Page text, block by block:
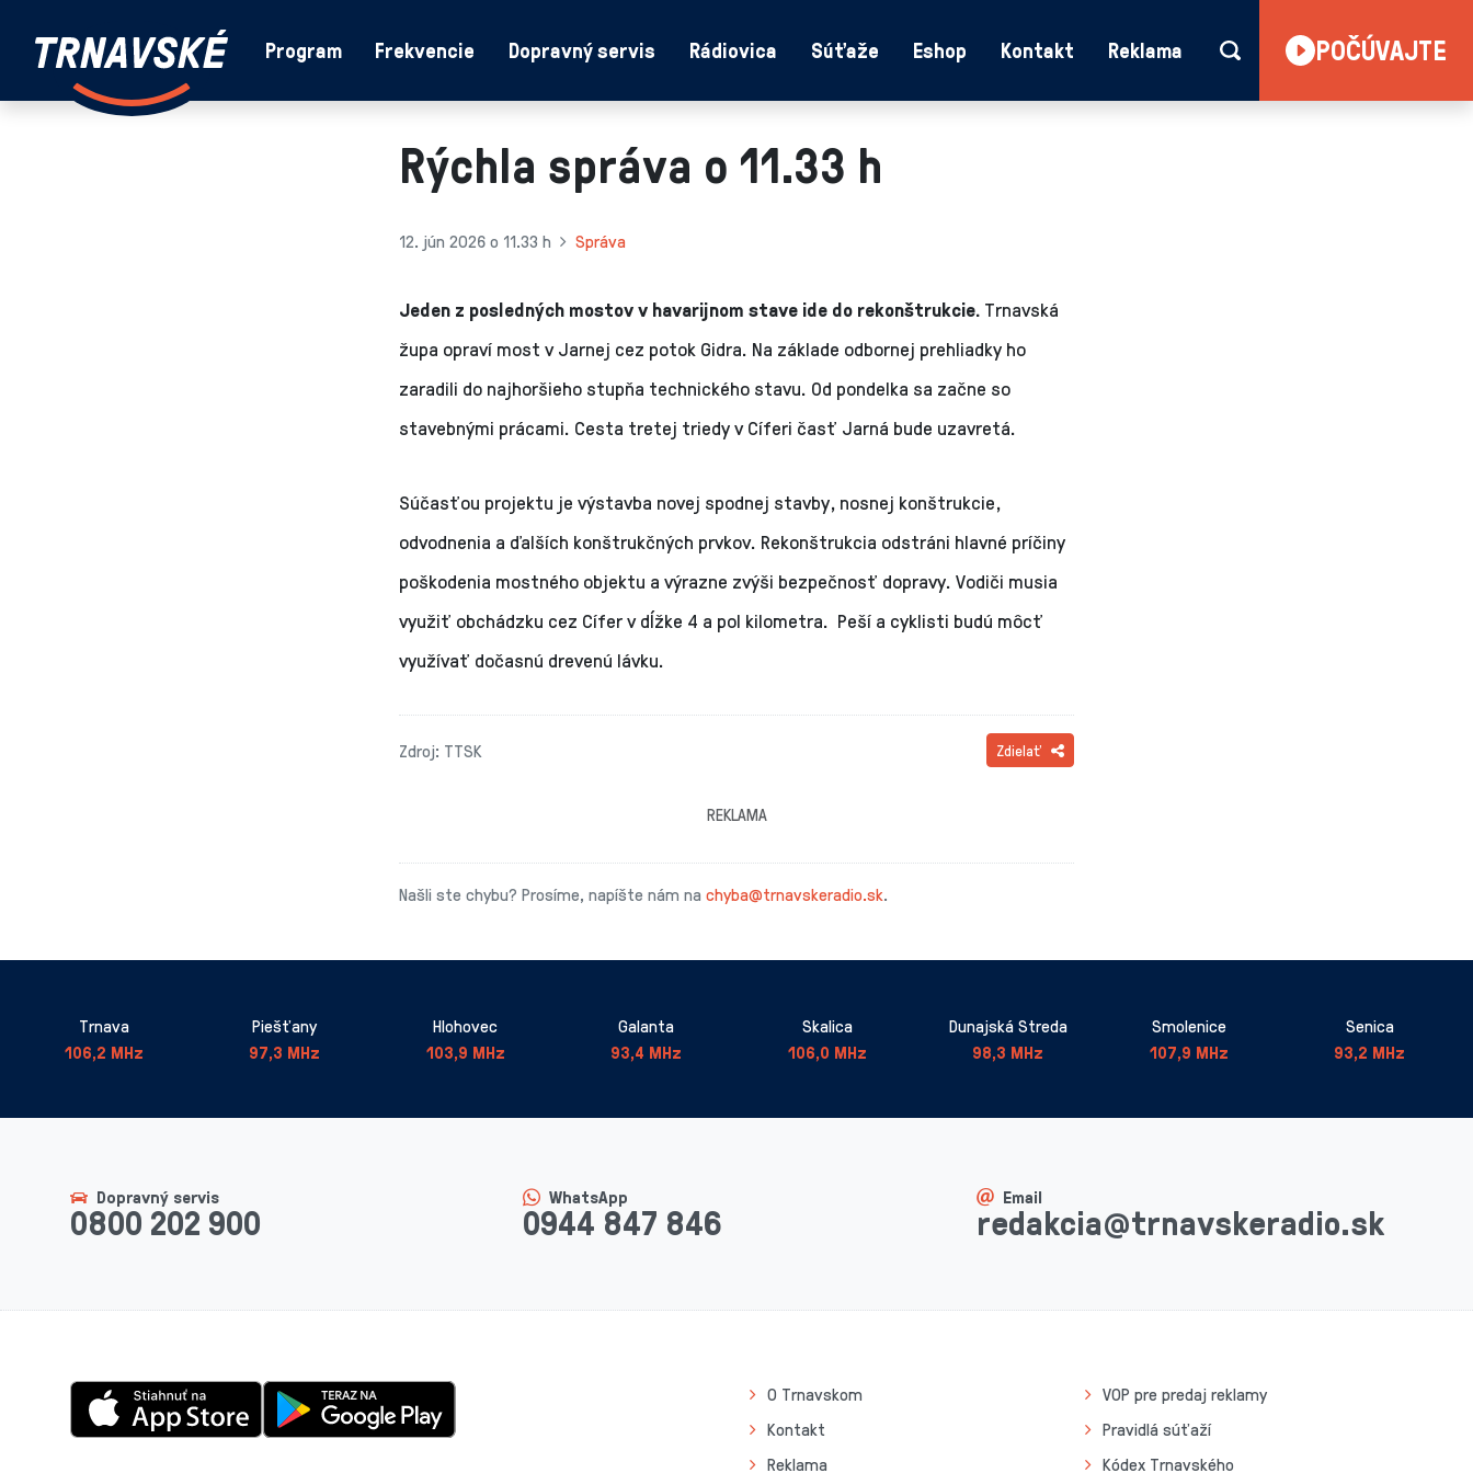
Skočiť na obsah
TrnavskéProgram Frekvencie Dopravný servis Rádiovica Súťaže Eshop Kontakt Reklama POČÚVAJTE
Rýchla správa o 11.33 h
12. jún 2026 o 11.33 h Správa
Jeden z posledných mostov v havarijnom stave ide do rekonštrukcie. Trnavská
župa opraví most v Jarnej cez potok Gidra. Na základe odbornej prehliadky ho
zaradili do najhoršieho stupňa technického stavu. Od pondelka sa začne so
stavebnými prácami. Cesta tretej triedy v Cíferi časť Jarná bude uzavretá.
Súčasťou projektu je výstavba novej spodnej stavby, nosnej konštrukcie,
odvodnenia a ďalších konštrukčných prvkov. Rekonštrukcia odstráni hlavné príčiny
poškodenia mostného objektu a výrazne zvýši bezpečnosť dopravy. Vodiči musia
využiť obchádzku cez Cífer v dĺžke 4 a pol kilometra. Peší a cyklisti budú môcť
využívať dočasnú drevenú lávku.
Zdroj: TTSK Zdielať
REKLAMA
Našli ste chybu? Prosíme, napíšte nám na chyba@trnavskeradio.sk.
Trnava
106,2 MHz
Piešťany
97,3 MHz
Hlohovec
103,9 MHz
Galanta
93,4 MHz
Skalica
106,0 MHz
Dunajská Streda
98,3 MHz
Smolenice
107,9 MHz
Senica
93,2 MHz
Dopravný servis
0800 202 900
WhatsApp
0944 847 846
Email
redakcia@trnavskeradio.sk
O Trnavskom
Kontakt
Reklama
VOP pre predaj reklamy
Pravidlá súťaží
Kódex Trnavského